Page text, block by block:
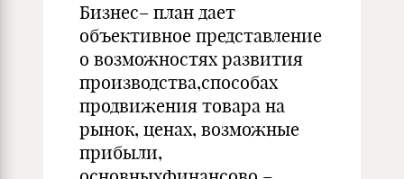
Бизнес– план дает
объективное представление
о возможностях развития
производства,способах
продвижения товара на
рынок, ценах, возможные
прибыли,